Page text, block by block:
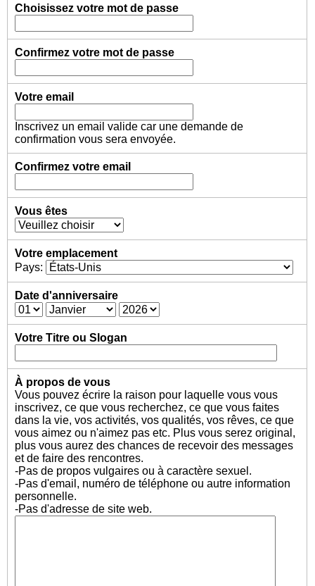
Choisissez votre mot de passe
Confirmez votre mot de passe
Votre email
Inscrivez un email valide car une demande de
confirmation vous sera envoyée.
Confirmez votre email
Vous êtes
Votre emplacement
Pays:
Date d'anniversaire
Votre Titre ou Slogan
À propos de vous
Vous pouvez écrire la raison pour laquelle vous vous
inscrivez, ce que vous recherchez, ce que vous faites
dans la vie, vos activités, vos qualités, vos rêves, ce que
vous aimez ou n'aimez pas etc. Plus vous serez original,
plus vous aurez des chances de recevoir des messages
et de faire des rencontres.
-Pas de propos vulgaires ou à caractère sexuel.
-Pas d'email, numéro de téléphone ou autre information
personnelle.
-Pas d'adresse de site web.